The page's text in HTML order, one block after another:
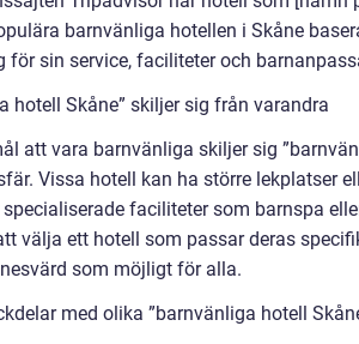
barnvänliga hotellen i Skåne
sin service, faciliteter och
hotell Skåne” skiljer sig från varandra
att vara barnvänliga skiljer sig
Vissa hotell kan ha större lekplatser
faciliteter som barnspa
välja ett hotell som passar deras
som möjligt för alla.
med olika ”barnvänliga hotell